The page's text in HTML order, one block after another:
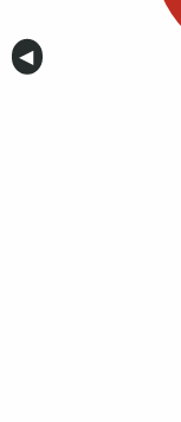
Anterior
◀︎